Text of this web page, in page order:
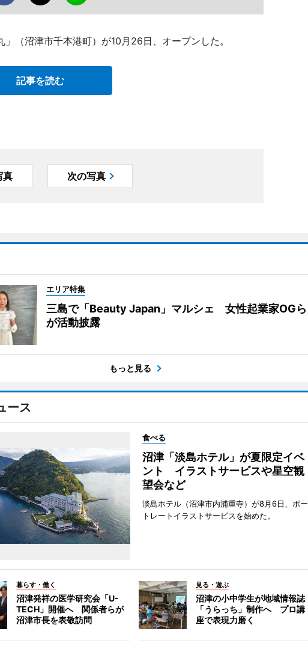
（沼津市千本港町）が10月26日、オープンした。
記事を読む
真 次の写真
エリア特集
三島で「Beauty Japan」マルシェ 女性起業家OGら
が活動披露
もっと見る
ース
食べる
沼津「淡島ホテル」が夏限定イベ
ント イラストサービスや星空観
望会など
淡島ホテル（沼津市内浦重寺）が8月6日、ポー
トレートイラストサービスを始めた。
暮らす・働く
沼津発祥の医学研究会「U-
TECH」開催へ 関係者らが
沼津市長を表敬訪問
見る・遊ぶ
沼津の小中学生が地域情報誌
「うらっち」制作へ プロ講
座で表現力磨く